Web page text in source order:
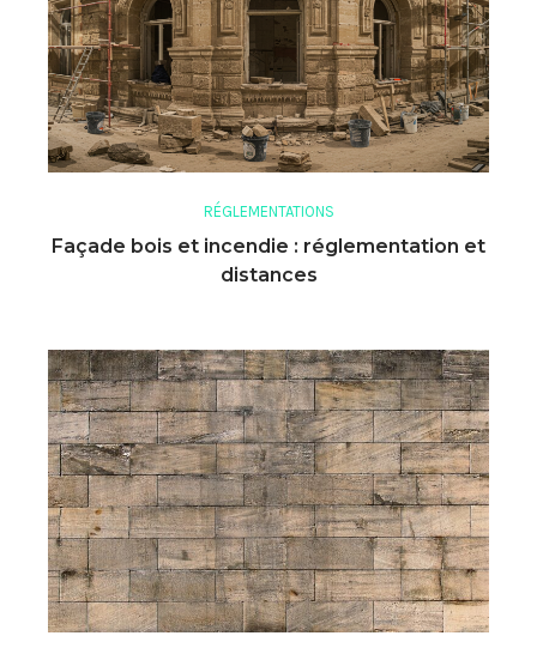
RÉGLEMENTATIONS
Façade bois et incendie : réglementation et
distances